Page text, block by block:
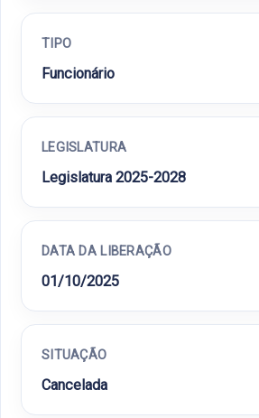
TIPO
Funcionário
LEGISLATURA
Legislatura 2025-2028
DATA DA LIBERAÇÃO
01/10/2025
SITUAÇÃO
Cancelada